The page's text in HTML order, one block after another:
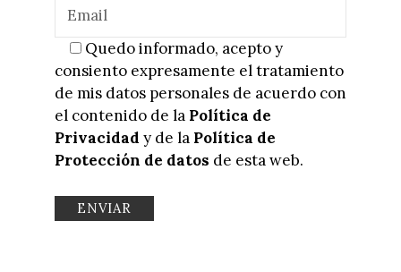
Quedo informado, acepto y
consiento expresamente el tratamiento
de mis datos personales de acuerdo con
el contenido de la Política de
Privacidad y de la Política de
Protección de datos de esta web.